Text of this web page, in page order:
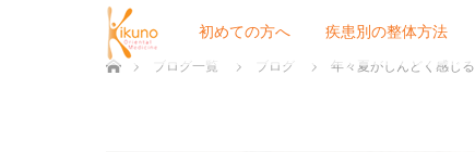
初めての方へ 疾患別の整体方法
ホーム
ブログ一覧
ブログ 年々夏がしんどく感じる